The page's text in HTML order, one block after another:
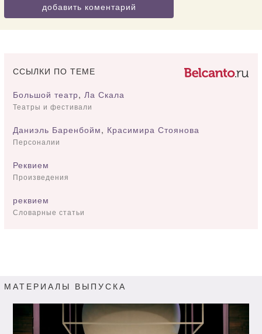
добавить коментарий
ССЫЛКИ ПО ТЕМЕ
Большой театр, Ла Скала
Театры и фестивали
Даниэль Баренбойм, Красимира Стоянова
Персоналии
Реквием
Произведения
реквием
Словарные статьи
МАТЕРИАЛЫ ВЫПУСКА